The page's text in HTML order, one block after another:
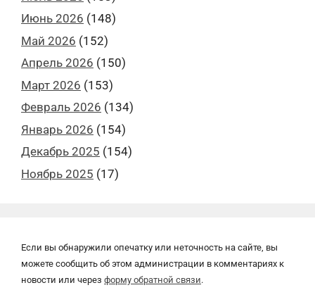
Июнь 2026 (148)
Май 2026 (152)
Апрель 2026 (150)
Март 2026 (153)
Февраль 2026 (134)
Январь 2026 (154)
Декабрь 2025 (154)
Ноябрь 2025 (17)
Если вы обнаружили опечатку или неточность на сайте, вы
можете сообщить об этом администрации в комментариях к
новости или через форму обратной связи.